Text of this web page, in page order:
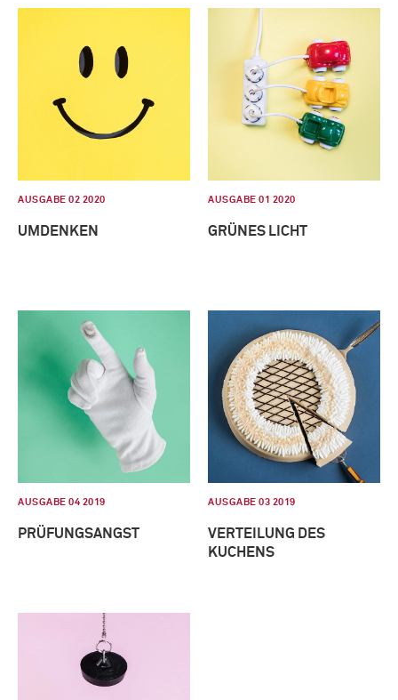
AUSGABE 02 2020
UMDENKEN
AUSGABE 01 2020
GRÜNES LICHT
AUSGABE 04 2019
PRÜFUNGSANGST
AUSGABE 03 2019
VERTEILUNG DES
KUCHENS